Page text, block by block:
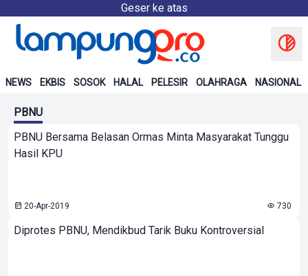
Geser ke atas
NEWS EKBIS SOSOK HALAL PELESIR OLAHRAGA NASIONAL
PBNU
PBNU Bersama Belasan Ormas Minta Masyarakat Tunggu
Hasil KPU
20-Apr-2019 730
Diprotes PBNU, Mendikbud Tarik Buku Kontroversial